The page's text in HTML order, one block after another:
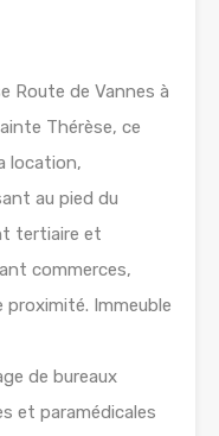
Route de Vannes à
Thérèse, ce
location,
au pied du
tertiaire et
commerces,
Immeuble
de bureaux
et paramédicales